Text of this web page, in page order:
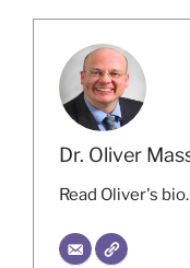
Dr. Oliver
Read Oliver's bio.